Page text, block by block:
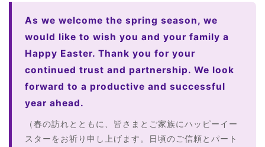
As we welcome the spring season, we
would like to wish you and your family a
Happy Easter. Thank you for your
continued trust and partnership. We look
forward to a productive and successful
year ahead.
（春の訪れとともに、皆さまとご家族にハッピーイー
スターをお祈り申し上げます。日頃のご信頼とパート